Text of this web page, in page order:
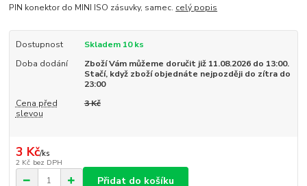
PIN konektor do MINI ISO zásuvky, samec. celý popis
Dostupnost
Skladem 10 ks
Doba dodání
Zboží Vám můžeme doručit již 11.08.2026 do 13:00.
Stačí, když zboží objednáte nejpozději do zítra do
23:00
Cena před
slevou
3 Kč
3 Kč/ks
2 Kč bez DPH
Přidat do košíku